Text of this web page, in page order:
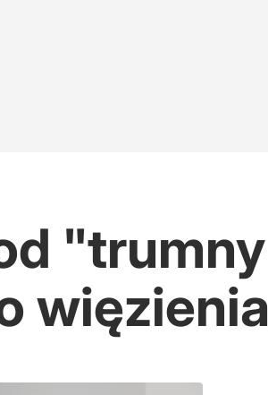
"trumny
więzienia